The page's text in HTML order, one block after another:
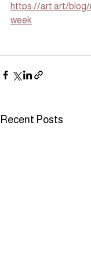
https://art.art/blog/
week
Recent Posts